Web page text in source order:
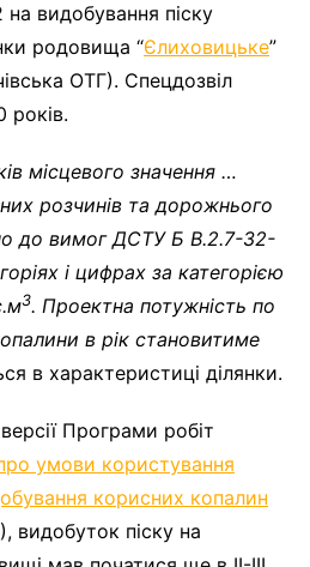
видобування піску
родовища “Єлиховицьке”
ОТГ). Спецдозвіл
років.
місцевого значення …
розчинів та дорожнього
до вимог ДСТУ Б В.2.7-32-
і цифрах за категорією
3. Проектна потужність по
в рік становитиме
в характеристиці ділянки.
Програми робіт
умови користування
корисних копалин
), видобуток піску на